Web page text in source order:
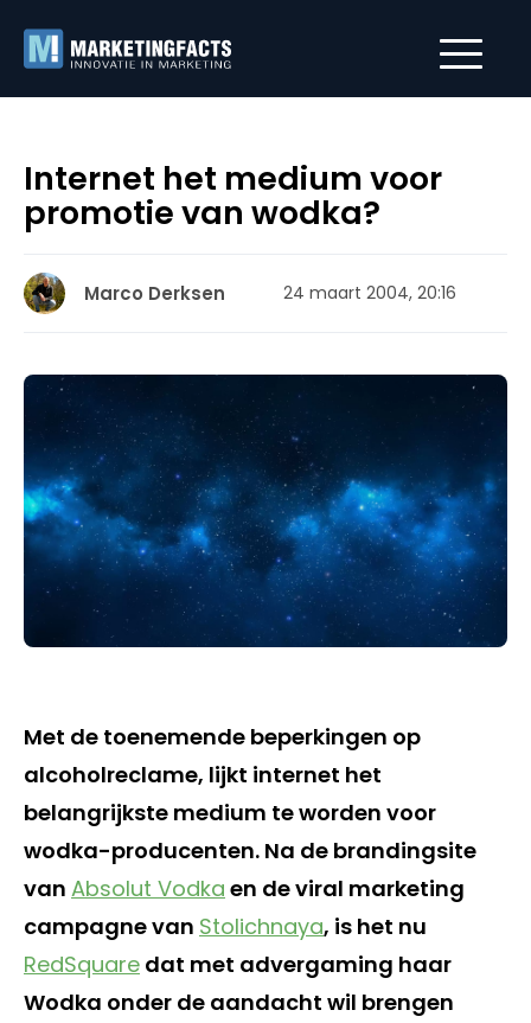
Internet het medium voor
promotie van wodka?
Marco Derksen 24 maart 2004, 20:16
Met de toenemende beperkingen op
alcoholreclame, lijkt internet het
belangrijkste medium te worden voor
wodka-producenten. Na de brandingsite
van Absolut Vodka en de viral marketing
campagne van Stolichnaya, is het nu
RedSquare dat met advergaming haar
Wodka onder de aandacht wil brengen